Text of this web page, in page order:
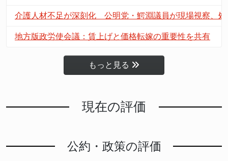
介護人材不足が深刻化 公明党・鰐淵議員が現場視察、
地方版政労使会議：賃上げと価格転嫁の重要性を共有
もっと見る
現在の評価
公約・政策の評価